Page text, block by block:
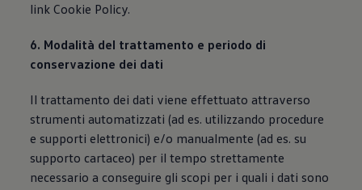
link Cookie Policy.
6. Modalità del trattamento e periodo di
conservazione dei dati
Il trattamento dei dati viene effettuato attraverso
strumenti automatizzati (ad es. utilizzando procedure
e supporti elettronici) e/o manualmente (ad es. su
supporto cartaceo) per il tempo strettamente
necessario a conseguire gli scopi per i quali i dati sono